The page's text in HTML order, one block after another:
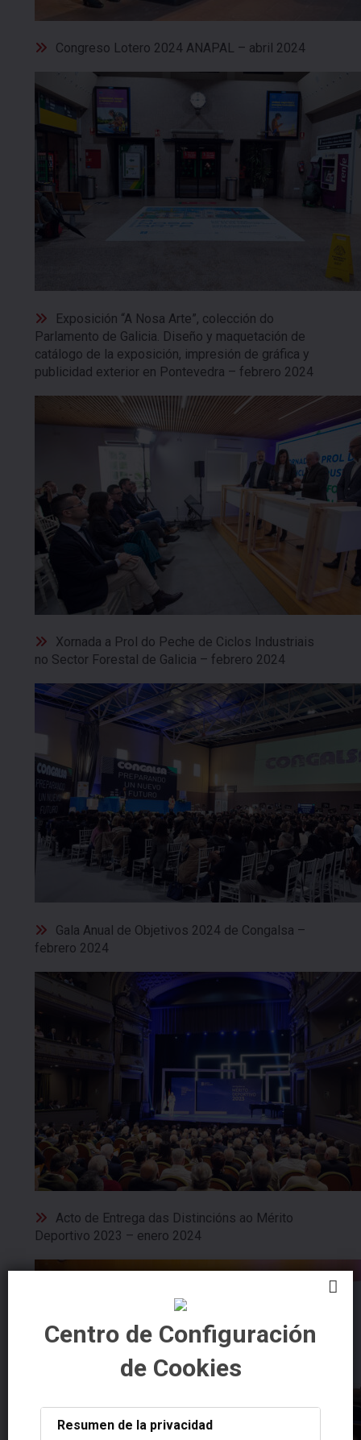
Congreso Lotero 2024 ANAPAL – abril 2024
Exposición “A Nosa Arte”, colección do
Parlamento de Galicia. Diseño y maquetación de
catálogo de la exposición, impresión de gráfica y
publicidad exterior en Pontevedra – febrero 2024
Xornada a Prol do Peche de Ciclos Industriais
no Sector Forestal de Galicia – febrero 2024
Gala Anual de Objetivos 2024 de Congalsa –
febrero 2024
Acto de Entrega das Distincións ao Mérito
Deportivo 2023 – enero 2024
Centro de Configuración
de Cookies
Resumen de la privacidad